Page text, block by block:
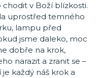
v Boží blízkosti.
uprostřed temného
lampu před
jsme daleko, moc
dobře na krok,
narazit a zranit se –
každý náš krok a